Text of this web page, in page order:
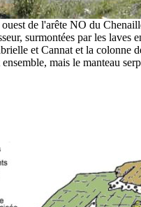
de l'arête NO du
surmontées par les laves
et Cannat et la colonne
mais le manteau